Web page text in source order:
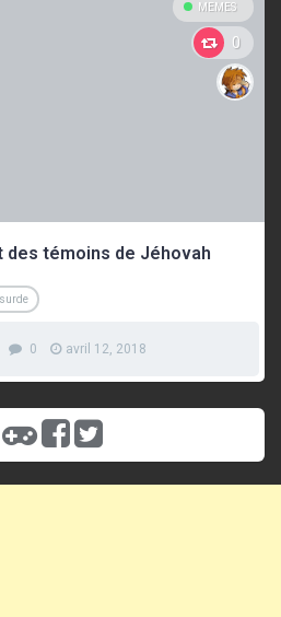
MEMES
0
des témoins de Jéhovah
0 avril 12, 2018